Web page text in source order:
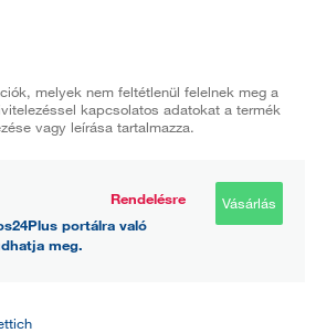
melyek nem feltétlenül felelnek meg a
kapcsolatos adatokat a termék
vagy leírása tartalmazza.
Rendelésre
portálra való
meg.
Vásárlás